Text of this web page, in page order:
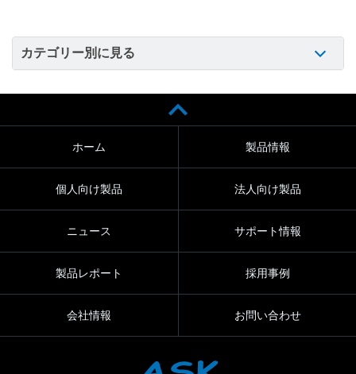
カテゴリー別に見る
ホーム 製品情報
個人向け製品 法人向け製品
ニュース サポート情報
製品レポート 採用事例
会社情報 お問い合わせ